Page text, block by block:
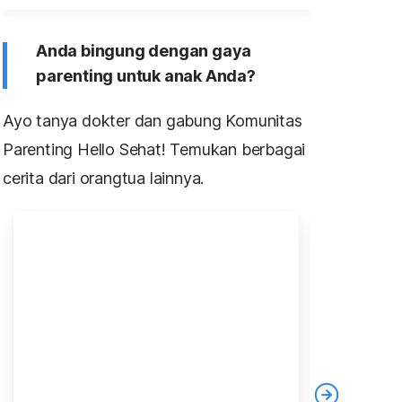
Anda bingung dengan gaya
parenting untuk anak Anda?
Ayo tanya dokter dan gabung Komunitas
Parenting Hello Sehat! Temukan berbagai
cerita dari orangtua lainnya.